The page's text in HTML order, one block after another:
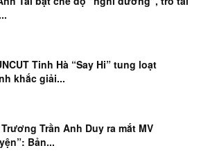
Tinh Hà “Say Hi” tung loạt
khắc giải...
Trần Anh Duy ra mắt MV
Bản...